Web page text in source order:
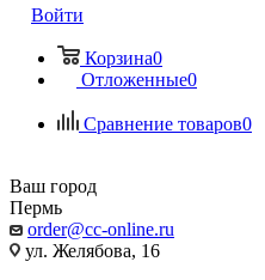
Войти
Корзина0
Отложенные0
Сравнение товаров0
Ваш город
Пермь
order@cc-online.ru
ул. Желябова, 16